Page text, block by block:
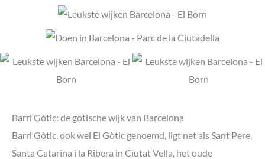
Barri Gòtic: de gotische wijk van Barcelona
Barri Gòtic, ook wel El Gòtic genoemd, ligt net als Sant Pere,
Santa Catarina i la Ribera in Ciutat Vella, het oude